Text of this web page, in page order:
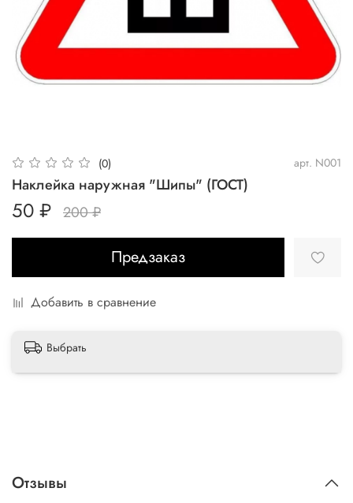
(0) арт. N001
Наклейка наружная "Шипы" (ГОСТ)
50 ₽ 200 ₽
Предзаказ
Добавить в сравнение
Выбрать
Отзывы